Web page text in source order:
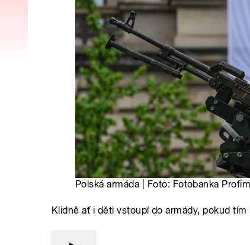
Polská armáda | Foto: Fotobanka
Klidně ať i děti vstoupí do armády, pokud